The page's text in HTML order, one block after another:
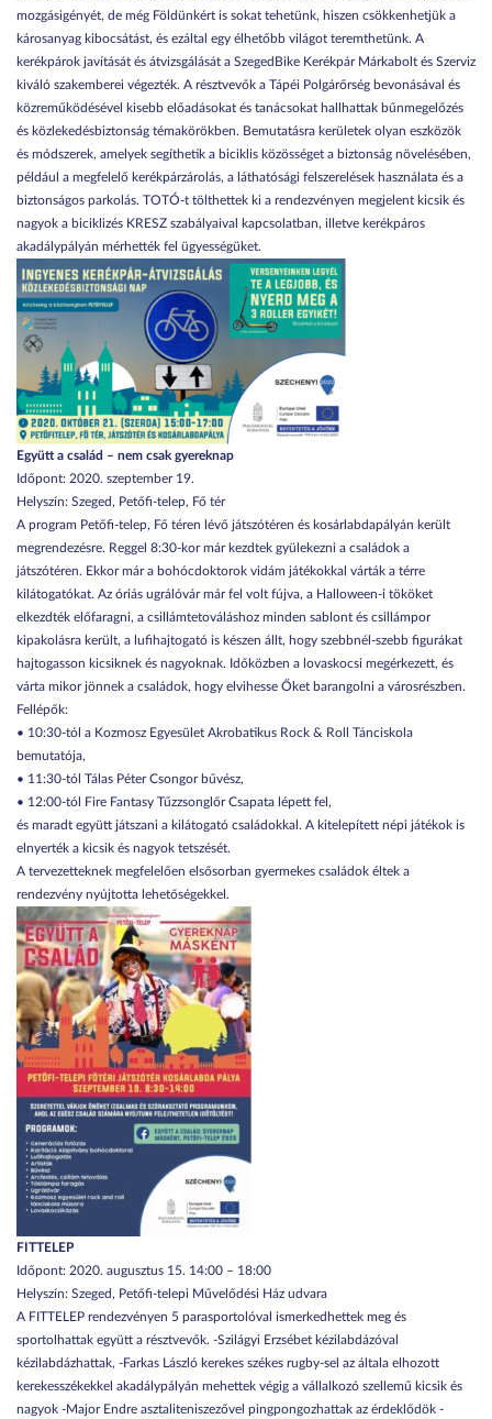
mozgásigényét, de még Földünkért is sokat tehetünk, hiszen csökkenhetjük a
károsanyag kibocsátást, és ezáltal egy élhetőbb világot teremthetünk. A
kerékpárok javítását és átvizsgálását a SzegedBike Kerékpár Márkabolt és Szerviz
kiváló szakemberei végezték. A résztvevők a Tápéi Polgárőrség bevonásával és
közreműködésével kisebb előadásokat és tanácsokat hallhattak bűnmegelőzés
és közlekedésbiztonság témakörökben. Bemutatásra kerületek olyan eszközök
és módszerek, amelyek segíthetik a biciklis közösséget a biztonság növelésében,
például a megfelelő kerékpárzárolás, a láthatósági felszerelések használata és a
biztonságos parkolás. TOTÓ-t tölthettek ki a rendezvényen megjelent kicsik és
nagyok a biciklizés KRESZ szabályaival kapcsolatban, illetve kerékpáros
akadálypályán mérhették fel ügyességüket.
Együtt a család – nem csak gyereknap
Időpont: 2020. szeptember 19.
Helyszín: Szeged, Petőfi-telep, Fő tér
A program Petőfi-telep, Fő téren lévő játszótéren és kosárlabdapályán került
megrendezésre. Reggel 8:30-kor már kezdtek gyülekezni a családok a
játszótéren. Ekkor már a bohócdoktorok vidám játékokkal várták a térre
kilátogatókat. Az óriás ugrálóvár már fel volt fújva, a Halloween-i tököket
elkezdték előfaragni, a csillámtetováláshoz minden sablont és csillámpor
kipakolásra került, a lufihajtogató is készen állt, hogy szebbnél-szebb figurákat
hajtogasson kicsiknek és nagyoknak. Időközben a lovaskocsi megérkezett, és
várta mikor jönnek a családok, hogy elvihesse Őket barangolni a városrészben.
Fellépők:
• 10:30-tól a Kozmosz Egyesület Akrobatikus Rock & Roll Tánciskola
bemutatója,
• 11:30-tól Tálas Péter Csongor bűvész,
• 12:00-tól Fire Fantasy Tűzzsonglőr Csapata lépett fel,
és maradt együtt játszani a kilátogató családokkal. A kitelepített népi játékok is
elnyerték a kicsik és nagyok tetszését.
A tervezetteknek megfelelően elsősorban gyermekes családok éltek a
rendezvény nyújtotta lehetőségekkel.
FITTELEP
Időpont: 2020. augusztus 15. 14:00 – 18:00
Helyszín: Szeged, Petőfi-telepi Művelődési Ház udvara
A FITTELEP rendezvényen 5 parasportolóval ismerkedhettek meg és
sportolhattak együtt a résztvevők. -Szilágyi Erzsébet kézilabdázóval
kézilabdázhattak, -Farkas László kerekes székes rugby-sel az általa elhozott
kerekesszékekkel akadálypályán mehettek végig a vállalkozó szellemű kicsik és
nagyok -Major Endre asztaliteniszezővel pingpongozhattak az érdeklődök -